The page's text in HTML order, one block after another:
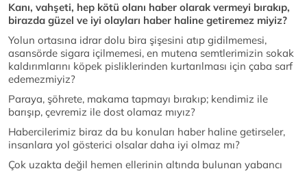
Kanı, vahşeti, hep kötü olanı haber olarak vermeyi bırakıp,
birazda güzel ve iyi olayları haber haline getiremez miyiz?
Yolun ortasına idrar dolu bira şişesini atıp gidilmemesi,
asansörde sigara içilmemesi, en mutena semtlerimizin sokak
kaldırımlarını köpek pisliklerinden kurtarılması için çaba sarf
edemezmiyiz?
Paraya, şöhrete, makama tapmayı bırakıp; kendimiz ile
barışıp, çevremiz ile dost olamaz mıyız?
Habercilerimiz biraz da bu konuları haber haline getirseler,
insanlara yol gösterici olsalar daha iyi olmaz mı?
Çok uzakta değil hemen ellerinin altında bulunan yabancı